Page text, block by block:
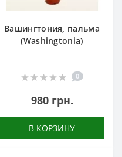
Вашингтония, пальма
(Washingtonia)
0
980 грн.
В КОРЗИНУ